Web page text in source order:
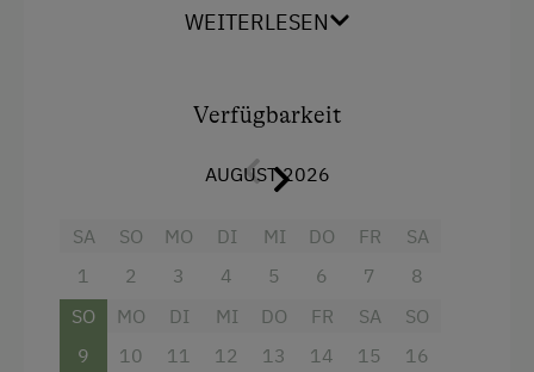
Kühlschrank
Einzelbett
Gefrierfach, Kaffeemaschine, Mikrowelle
1 Badezimmer mit Dusche und getrenntes
kostenloses W-Lan
TV Geräte in jedem Wohn- und
WEITERLESEN
Verfügbarkeit
AUGUST 2026
SA
1
SO
2
MO
3
DI
4
MI
5
DO
6
FR
7
SA
8
SO
9
MO
10
DI
11
MI
12
DO
13
FR
14
SA
15
SO
16